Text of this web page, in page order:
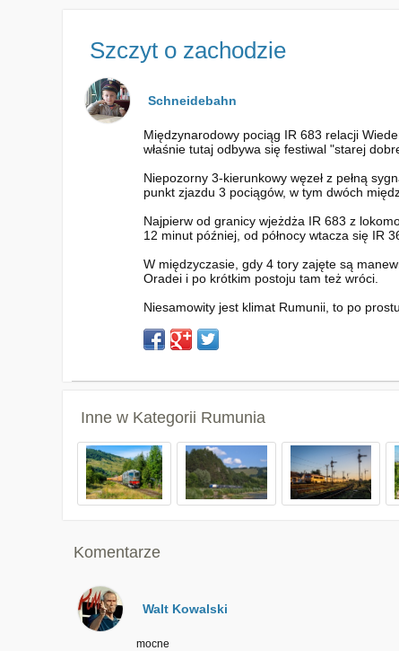
Szczyt o zachodzie
Schneidebahn
Międzynarodowy pociąg IR 683 relacji
właśnie tutaj odbywa się festiwal "starej
Niepozorny 3-kierunkowy węzeł z pełną
punkt zjazdu 3 pociągów, w tym dwóch
Najpierw od granicy wjeżdża IR 683 z
12 minut później, od północy wtacza się IR
W międzyczasie, gdy 4 tory zajęte są
Oradei i po krótkim postoju tam też wróci.
Niesamowity jest klimat Rumunii, to po
Inne w Kategorii Rumunia
Komentarze
Walt Kowalski
mocne